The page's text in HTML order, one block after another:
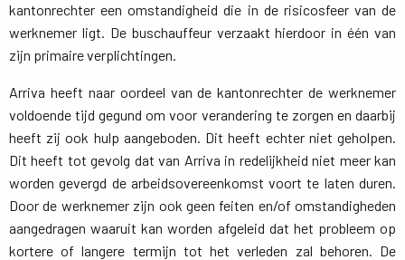
kantonrechter een omstandigheid die in de risicosfeer van de
werknemer ligt. De buschauffeur verzaakt hierdoor in één van
zijn primaire verplichtingen.
Arriva heeft naar oordeel van de kantonrechter de werknemer
voldoende tijd gegund om voor verandering te zorgen en daarbij
heeft zij ook hulp aangeboden. Dit heeft echter niet geholpen.
Dit heeft tot gevolg dat van Arriva in redelijkheid niet meer kan
worden gevergd de arbeidsovereenkomst voort te laten duren.
Door de werknemer zijn ook geen feiten en/of omstandigheden
aangedragen waaruit kan worden afgeleid dat het probleem op
kortere of langere termijn tot het verleden zal behoren. De